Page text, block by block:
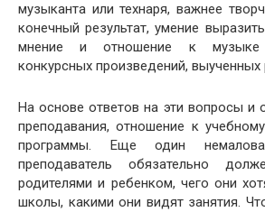
музыканта или технаря, важнее
конечный результат, умение
мнение и отношение к музыке
конкурсных произведений, выученных
На основе ответов на эти вопросы и
преподавания, отношение к
программы. Еще один
преподаватель обязательно
родителями и ребенком, чего они
школы, какими они видят занятия.